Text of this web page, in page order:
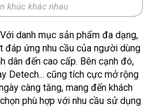
khúc khác nhau
danh mục sản phẩm đa dạng,
đáp ứng nhu cầu của người dùng
dân đến cao cấp. Bên cạnh đó,
Detech... cũng tích cực mở rộng
càng tăng, mang đến khách
phù hợp với nhu cầu sử dụng